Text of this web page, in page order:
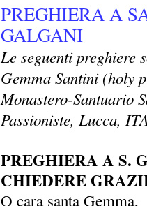
PREGHIERA A
GALGANI
Le seguenti preghiere
Gemma Santini (holy
Monastero-Santuario
Passioniste, Lucca,
PREGHIERA A S.
CHIEDERE
O cara santa Gemma,